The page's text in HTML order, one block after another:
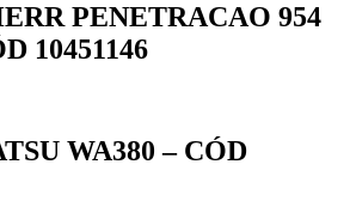
PENETRACAO 954
10451146
WA380 – CÓD